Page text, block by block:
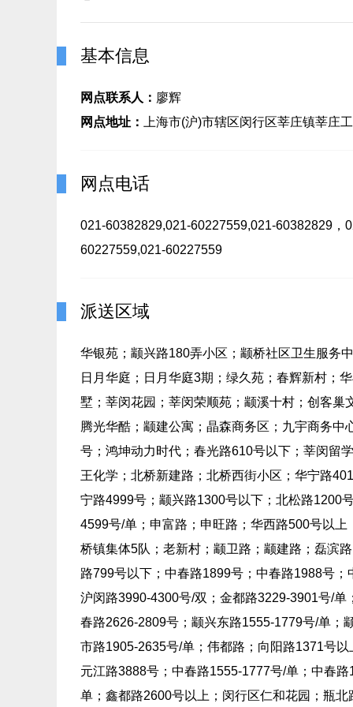
基本信息
网点联系人： 廖辉
网点地址：
上海市(沪)市辖区闵行区莘庄镇莘庄
网点电话
021-60382829,021-60227559,021-60382829
60227559,021-60227559
派送区域
华银苑；颛兴路180弄小区；颛桥社区卫生服务
日月华庭；日月华庭3期；绿久苑；春辉新村；
墅；莘闵花园；莘闵荣顺苑；颛溪十村；创客
腾光华酷；颛建公寓；晶森商务区；九宇商务
号；鸿坤动力时代；春光路610号以下；莘闵留
王化学；北桥新建路；北桥西街小区；华宁路
宁路4999号；颛兴路1300号以下；北松路1200
4599号/单；申富路；申旺路；华西路500号以
桥镇集体5队；老新村；颛卫路；颛建路；磊滨
路799号以下；中春路1899号；中春路1988号
沪闵路3990-4300号/双；金都路3229-3901号/
春路2626-2809号；颛兴东路1555-1779号/单；
市路1905-2635号/单；伟都路；向阳路1371号
元江路3888号；中春路1555-1777号/单；中春
单；鑫都路2600号以上；闵行区仁和花园；瓶